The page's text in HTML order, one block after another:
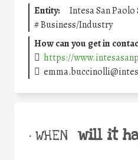
Entity:
Intesa San Paolo
#Business/Industry
How can you get in
https://
• WHEN will it